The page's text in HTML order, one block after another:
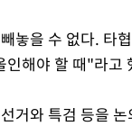
놓을 수 없다. 타
인해야 할 때"라고
거와 특검 등을